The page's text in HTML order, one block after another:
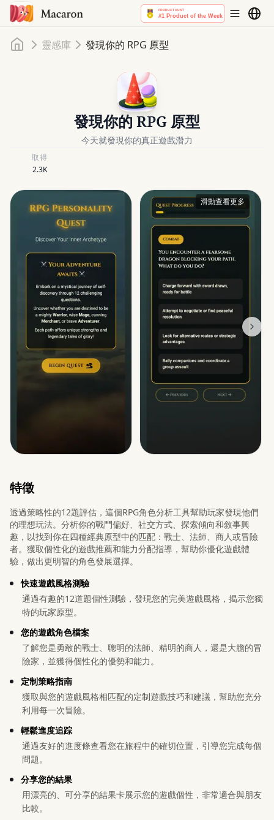
首頁靈感庫 發現你的 RPG 原型
發現你的 RPG 原型
今天就發現你的真正遊戲潛力
取得
2.3K
滑動查看更多
特徵
透過策略性的12題評估，這個RPG角色分析工具幫助玩家發現他們
的理想玩法。分析你的戰鬥偏好、社交方式、探索傾向和敘事興
趣，以找到你在四種經典原型中的匹配：戰士、法師、商人或冒險
者。獲取個性化的遊戲推薦和能力分配指導，幫助你優化遊戲體
驗，做出更明智的角色發展選擇。
快速遊戲風格測驗
通過有趣的12道題個性測驗，發現您的完美遊戲風格，揭示您獨
特的玩家原型。
您的遊戲角色檔案
了解您是勇敢的戰士、聰明的法師、精明的商人，還是大膽的冒
險家，並獲得個性化的優勢和能力。
定制策略指南
獲取與您的遊戲風格相匹配的定制遊戲技巧和建議，幫助您充分
利用每一次冒險。
輕鬆進度追踪
通過友好的進度條查看您在旅程中的確切位置，引導您完成每個
問題。
分享您的結果
用漂亮的、可分享的結果卡展示您的遊戲個性，非常適合與朋友
比較。